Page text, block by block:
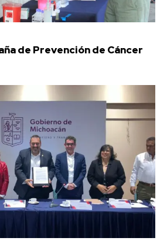
de Prevención de Cáncer